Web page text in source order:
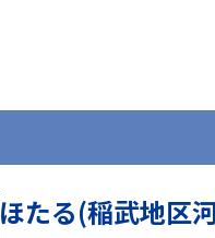
ほたる(稲武地区